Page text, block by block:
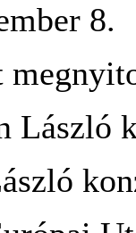
8.
László